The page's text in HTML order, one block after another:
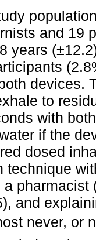
and 19
years
devices.
to
with
if the
dosed
technique
pharmacist
and
never, or